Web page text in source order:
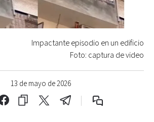
13 de mayo de 2026
Impactante episodio en un edificio
Foto: captura de video